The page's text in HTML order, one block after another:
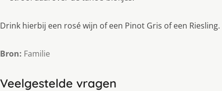
Drink hierbij een rosé wijn of een Pinot Gris of een Riesling.
Bron: Familie
Veelgestelde vragen